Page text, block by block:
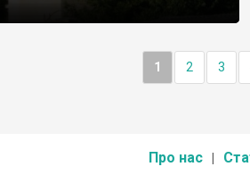
1 2 3
Про нас